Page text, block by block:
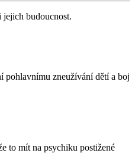
budoucnost.
pohlavnímu zneužívání dětí a boj
to mít na psychiku postižené